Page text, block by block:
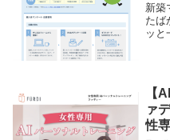
新築
たば
ッと
不
【
ァ
性